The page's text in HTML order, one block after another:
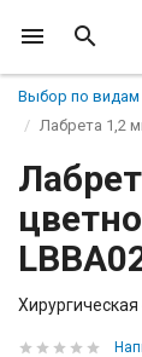
Выбор по видам
Лабрета 1,2